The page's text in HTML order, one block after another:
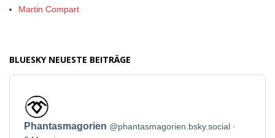
Martin Compart
BLUESKY NEUESTE BEITRÄGE
Beitrag
von
Phantasmagorien
auf
Phantasmagorien @phantasmagorien.bsky.social